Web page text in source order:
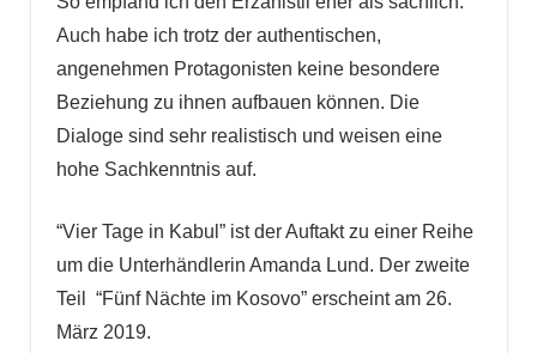
Auch habe ich trotz der authentischen,
angenehmen Protagonisten keine besondere
Beziehung zu ihnen aufbauen können. Die
Dialoge sind sehr realistisch und weisen eine
hohe Sachkenntnis auf.
“Vier Tage in Kabul” ist der Auftakt zu einer Reihe
um die Unterhändlerin Amanda Lund. Der zweite
Teil “Fünf Nächte im Kosovo” erscheint am 26.
März 2019.